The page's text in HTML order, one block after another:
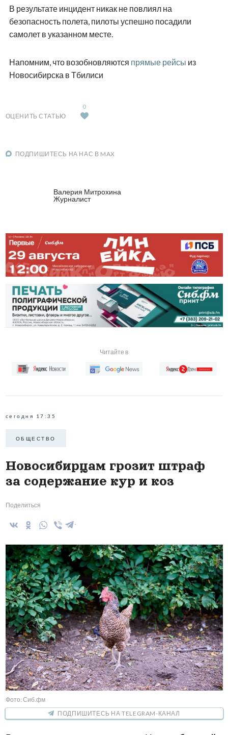
В результате инцидент никак не повлиял на
безопасность полета, пилоты успешно посадили
самолет в указанном месте.
Напомним, что возобновляются прямые рейсы из
Новосибирска в Тбилиси
ОЦЕНИТЬ СТАТЬЮ
0
ПОДПИШИТЕСЬ НА НАС В MAX
Валерия Митрохина
Журналист
Читайте в
сегодня 17:35
ОБЩЕСТВО
Новосибирцам грозит штраф
за содержание кур и коз
Поделиться
Фото: Сиб.фм
ПОДПИШИТЕСЬ НА TELEGRAM-КАНАЛ